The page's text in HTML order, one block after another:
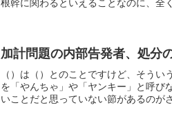
根幹に関わるといえることなのに、全
加計問題の内部告発者、処
（）は（）とのことですけど、そう
を「やんちゃ」や「ヤンキー」と呼び
いことだと思っていない節があるのが